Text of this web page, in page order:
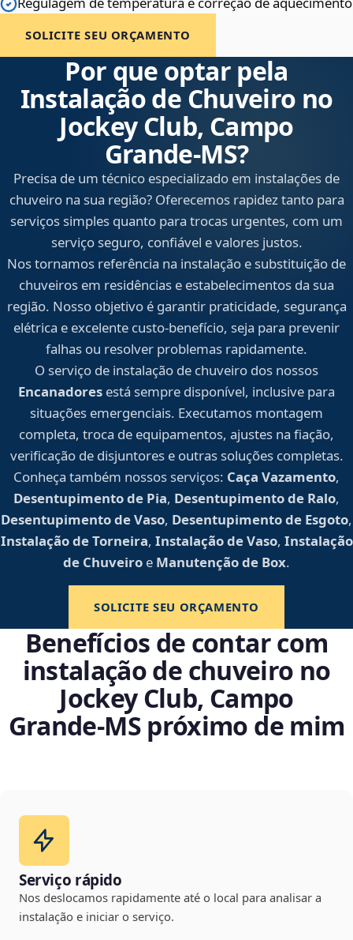
SOLICITE SEU ORÇAMENTO
Por que optar pela
Instalação de Chuveiro no
Jockey Club, Campo
Grande‑MS?
Precisa de um técnico especializado em instalações de
chuveiro na sua região? Oferecemos rapidez tanto para
serviços simples quanto para trocas urgentes, com um
serviço seguro, confiável e valores justos.
Nos tornamos referência na instalação e substituição de
chuveiros em residências e estabelecimentos da sua
região. Nosso objetivo é garantir praticidade, segurança
elétrica e excelente custo-benefício, seja para prevenir
falhas ou resolver problemas rapidamente.
O serviço de instalação de chuveiro dos nossos
Encanadores está sempre disponível, inclusive para
situações emergenciais. Executamos montagem
completa, troca de equipamentos, ajustes na fiação,
verificação de disjuntores e outras soluções completas.
Conheça também nossos serviços: Caça Vazamento,
Desentupimento de Pia, Desentupimento de Ralo,
Desentupimento de Vaso, Desentupimento de Esgoto,
Instalação de Torneira, Instalação de Vaso, Instalação
de Chuveiro e Manutenção de Box.
SOLICITE SEU ORÇAMENTO
Benefícios de contar com
instalação de chuveiro no
Jockey Club, Campo
Grande‑MS próximo de mim
Serviço rápido
Nos deslocamos rapidamente até o local para analisar a
instalação e iniciar o serviço.